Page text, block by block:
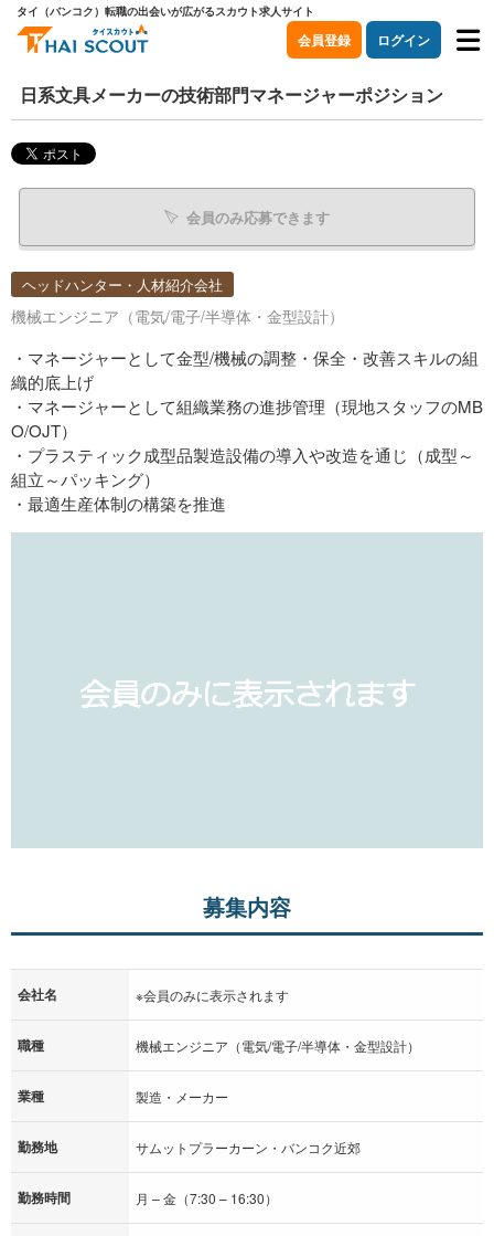
タイ（バンコク）転職の出会いが広がるスカウト求人サイト
会員登録 ログイン
日系文具メーカーの技術部門マネージャーポジション
会員のみ応募できます
ヘッドハンター・人材紹介会社
機械エンジニア（電気/電子/半導体・金型設計）
・マネージャーとして金型/機械の調整・保全・改善スキルの組
織的底上げ
・マネージャーとして組織業務の進捗管理（現地スタッフのMB
O/OJT）
・プラスティック成型品製造設備の導入や改造を通じ（成型～
組立～パッキング）
・最適生産体制の構築を推進
募集内容
会社名 ※会員のみに表示されます
職種 機械エンジニア（電気/電子/半導体・金型設計）
業種 製造・メーカー
勤務地 サムットプラーカーン・バンコク近郊
勤務時間 月 – 金（7:30 – 16:30）